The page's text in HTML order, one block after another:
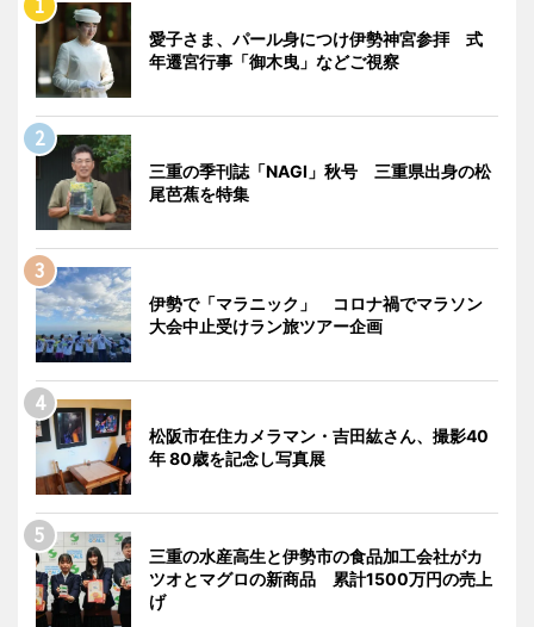
愛子さま、パール身につけ伊勢神宮参拝 式
年遷宮行事「御木曳」などご視察
三重の季刊誌「NAGI」秋号 三重県出身の松
尾芭蕉を特集
伊勢で「マラニック」 コロナ禍でマラソン
大会中止受けラン旅ツアー企画
松阪市在住カメラマン・吉田紘さん、撮影40
年 80歳を記念し写真展
三重の水産高生と伊勢市の食品加工会社がカ
ツオとマグロの新商品 累計1500万円の売上
げ